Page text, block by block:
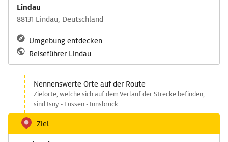
Lindau
88131 Lindau, Deutschland
Umgebung entdecken
Reiseführer Lindau
Nennenswerte Orte auf der Route
Zielorte, welche sich auf dem Verlauf der Strecke befinden,
sind Isny - Füssen - Innsbruck.
Ziel